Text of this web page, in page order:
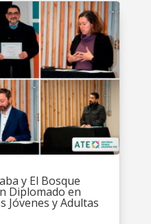
y El Bosque
Diplomado en
Jóvenes y Adultas